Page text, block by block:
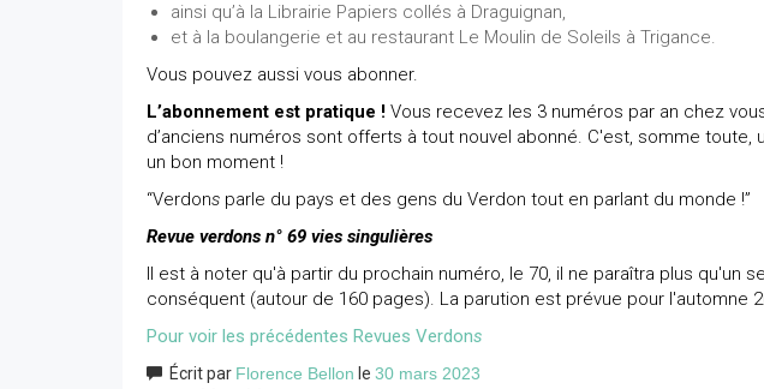
ainsi qu’à la Librairie Papiers collés à Draguignan,
et à la boulangerie et au restaurant Le Moulin de Soleils à Trigance.
Vous pouvez aussi vous abonner.
L’abonnement est pratique ! Vous recevez les 3 numéros par an chez
d’anciens numéros sont offerts à tout nouvel abonné. C'est, somme
un bon moment !
“Verdons parle du pays et des gens du Verdon tout en parlant du monde !”
Revue verdons n° 69 vies singulières
Il est à noter qu'à partir du prochain numéro, le 70, il ne paraîtra plus qu'un
conséquent (autour de 160 pages). La parution est prévue pour l'automne
Pour voir les précédentes Revues Verdons
Écrit par Florence Bellon le 30 mars 2023